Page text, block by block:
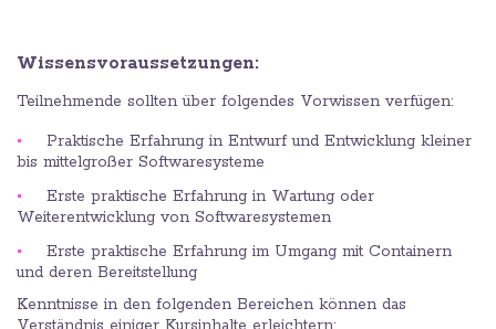
Wissensvoraussetzungen:
Teilnehmende sollten über folgendes Vorwissen verfügen:
Praktische Erfahrung in Entwurf und Entwicklung kleiner
bis mittelgroßer Softwaresysteme
Erste praktische Erfahrung in Wartung oder
Weiterentwicklung von Softwaresystemen
Erste praktische Erfahrung im Umgang mit Containern
und deren Bereitstellung
Kenntnisse in den folgenden Bereichen können das